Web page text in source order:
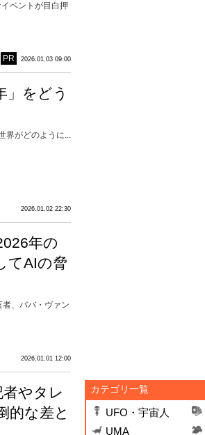
ベントが目白押
PR
2026.01.03 09:00
」をどう
界がどのように...
2026.01.02 22:30
年の
てAIの脅
、ババ・ヴァン
2026.01.01 12:00
者やタレ
的な差と
カテゴリ一覧
UFO・宇宙人
UMA